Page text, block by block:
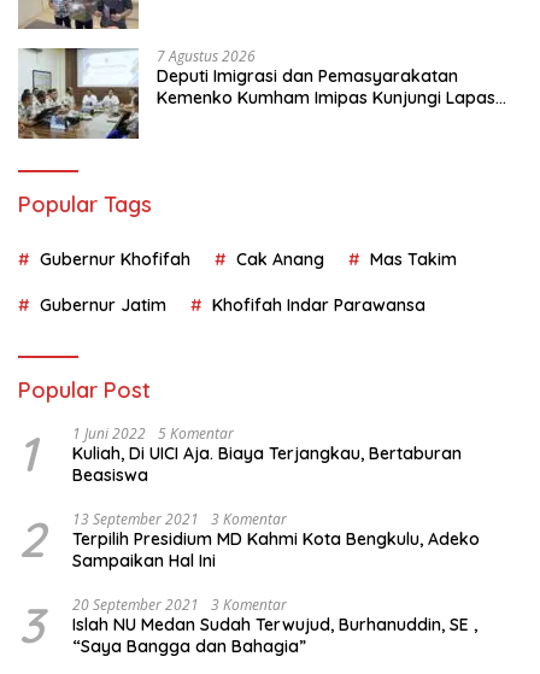
7 Agustus 2026
Deputi Imigrasi dan Pemasyarakatan
Kemenko Kumham Imipas Kunjungi Lapas
Popular Tags
Gubernur Khofifah Cak Anang Mas Takim
Gubernur Jatim Khofifah Indar Parawansa
Popular Post
1 1 Juni 2022 5 Komentar
Kuliah, Di UICI Aja. Biaya Terjangkau, Bertaburan
Beasiswa
2 13 September 2021 3 Komentar
Terpilih Presidium MD Kahmi Kota Bengkulu, Adeko
Sampaikan Hal Ini
3 20 September 2021 3 Komentar
Islah NU Medan Sudah Terwujud, Burhanuddin, SE ,
“Saya Bangga dan Bahagia”